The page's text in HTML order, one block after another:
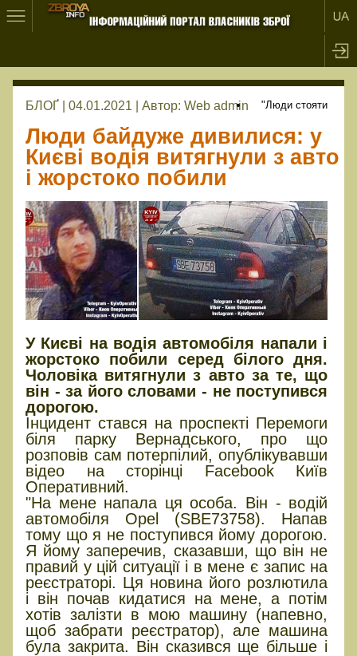
БЛОҐ | 04.01.2021 | Автор: Web admin
Люди байдуже дивилися: у
Києві водія витягнули з авто
і жорстоко побили
У Києві на водія автомобіля напали і
жорстоко побили серед білого дня.
Чоловіка витягнули з авто за те, що
він - за його словами - не поступився
дорогою.
Інцидент стався на проспекті Перемоги
біля парку Вернадського, про що
розповів сам потерпілий, опублікувавши
відео на сторінці Facebook Київ
Оперативний.
"На мене напала ця особа. Він - водій
автомобіля Opel (SBE73758). Напав
тому що я не поступився йому дорогою.
Я йому заперечив, сказавши, що він не
правий у цій ситуації і в мене є запис на
реєстраторі. Ця новина його розлютила
і він почав кидатися на мене, а потім
хотів залізти в мою машину (напевно,
щоб забрати реєстратор), але машина
була закрита. Він сказився ще більше і
"Люди стояти